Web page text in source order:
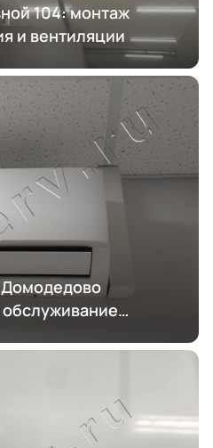
104: монтаж
и вентиляции
Домодедово